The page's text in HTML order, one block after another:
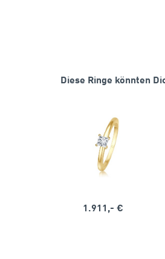
Diese Ringe könnten
1.911,- €